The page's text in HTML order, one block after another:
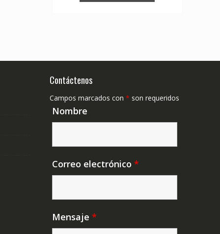
Contáctenos
Campos marcados con * son requeridos
Nombre
Correo electrónico *
Mensaje *